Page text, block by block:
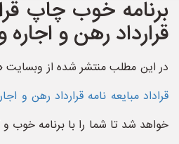
برنامه خوب چاپ
قرارداد رهن و
در این مطلب منتشر شده از وبسایت
قراداد مبایعه نامه قرارداد رهن و
خواهد شد تا شما را با برنامه خوب و